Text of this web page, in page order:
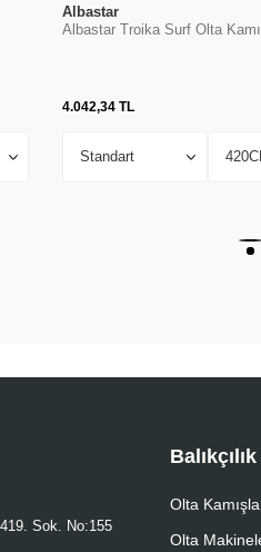
Albastar
Albastar Troika Surf Olta
4.042,34TL
Sok. No:155
Balıkçılık
Olta
Olta